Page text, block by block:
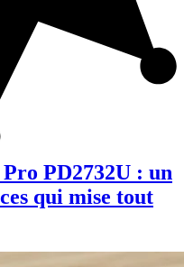
PD2732U : un
qui mise tout